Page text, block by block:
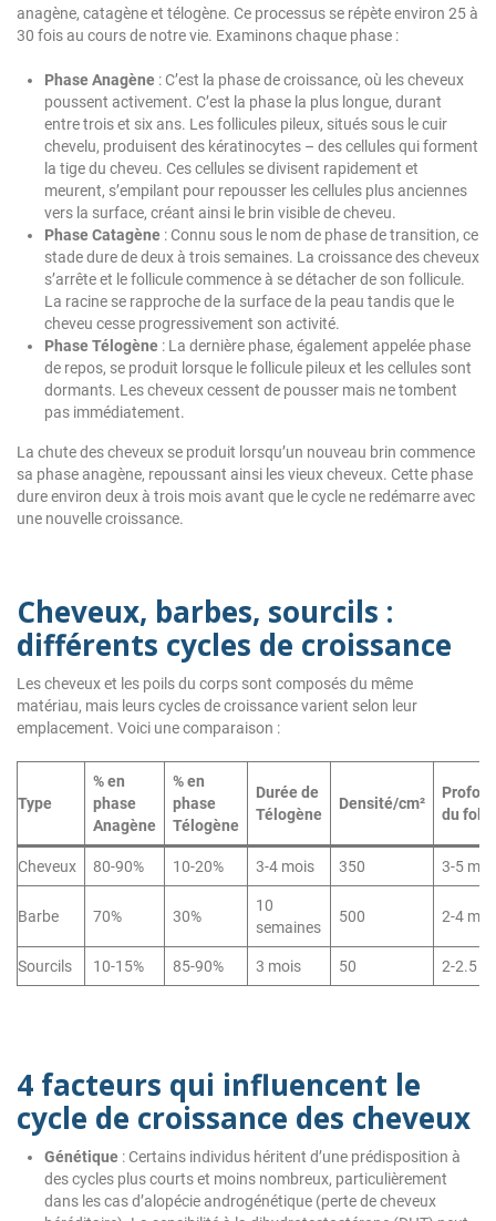
anagène, catagène et télogène. Ce processus se répète environ 25 à
30 fois au cours de notre vie. Examinons chaque phase :
Phase Anagène : C’est la phase de croissance, où les cheveux
poussent activement. C’est la phase la plus longue, durant
entre trois et six ans. Les follicules pileux, situés sous le cuir
chevelu, produisent des kératinocytes – des cellules qui forment
la tige du cheveu. Ces cellules se divisent rapidement et
meurent, s’empilant pour repousser les cellules plus anciennes
vers la surface, créant ainsi le brin visible de cheveu.
Phase Catagène : Connu sous le nom de phase de transition, ce
stade dure de deux à trois semaines. La croissance des cheveux
s’arrête et le follicule commence à se détacher de son follicule.
La racine se rapproche de la surface de la peau tandis que le
cheveu cesse progressivement son activité.
Phase Télogène : La dernière phase, également appelée phase
de repos, se produit lorsque le follicule pileux et les cellules sont
dormants. Les cheveux cessent de pousser mais ne tombent
pas immédiatement.
La chute des cheveux se produit lorsqu’un nouveau brin commence
sa phase anagène, repoussant ainsi les vieux cheveux. Cette phase
dure environ deux à trois mois avant que le cycle ne redémarre avec
une nouvelle croissance.
Cheveux, barbes, sourcils :
différents cycles de croissance
Les cheveux et les poils du corps sont composés du même
matériau, mais leurs cycles de croissance varient selon leur
emplacement. Voici une comparaison :
Type
% en
phase
Anagène
% en
phase
Télogène
Durée de
Télogène
Densité/cm²
du
Cheveux 80-90% 10-20% 3-4 mois 350 3-5 mm
Barbe 70% 30%
10
semaines
500 2-4 mm
Sourcils 10-15% 85-90% 3 mois 50 2-2.5
4 facteurs qui influencent le
cycle de croissance des cheveux
Génétique : Certains individus héritent d’une prédisposition à
des cycles plus courts et moins nombreux, particulièrement
dans les cas d’alopécie androgénétique (perte de cheveux